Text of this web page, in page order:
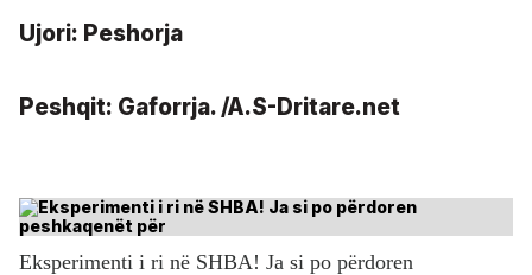
Ujori: Peshorja
Peshqit: Gaforrja. /A.S-Dritare.net
Eksperimenti i ri në SHBA! Ja si po përdoren